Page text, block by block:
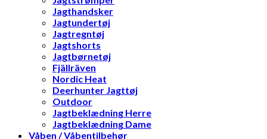
Jagthandsker
Jagtundertøj
Jagtregntøj
Jagtshorts
Jagtbørnetøj
Fjällräven
Nordic Heat
Deerhunter Jagttøj
Outdoor
Jagtbeklædning Herre
Jagtbeklædning Dame
Våben / Våbentilbehør